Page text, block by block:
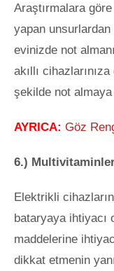
Araştırmalara
yapan
evinizde not
akıllı
şekilde not
AYRICA: Göz
6.)
Elektrikli
bataryaya ihtiyacı
maddelerine
dikkat etmenin